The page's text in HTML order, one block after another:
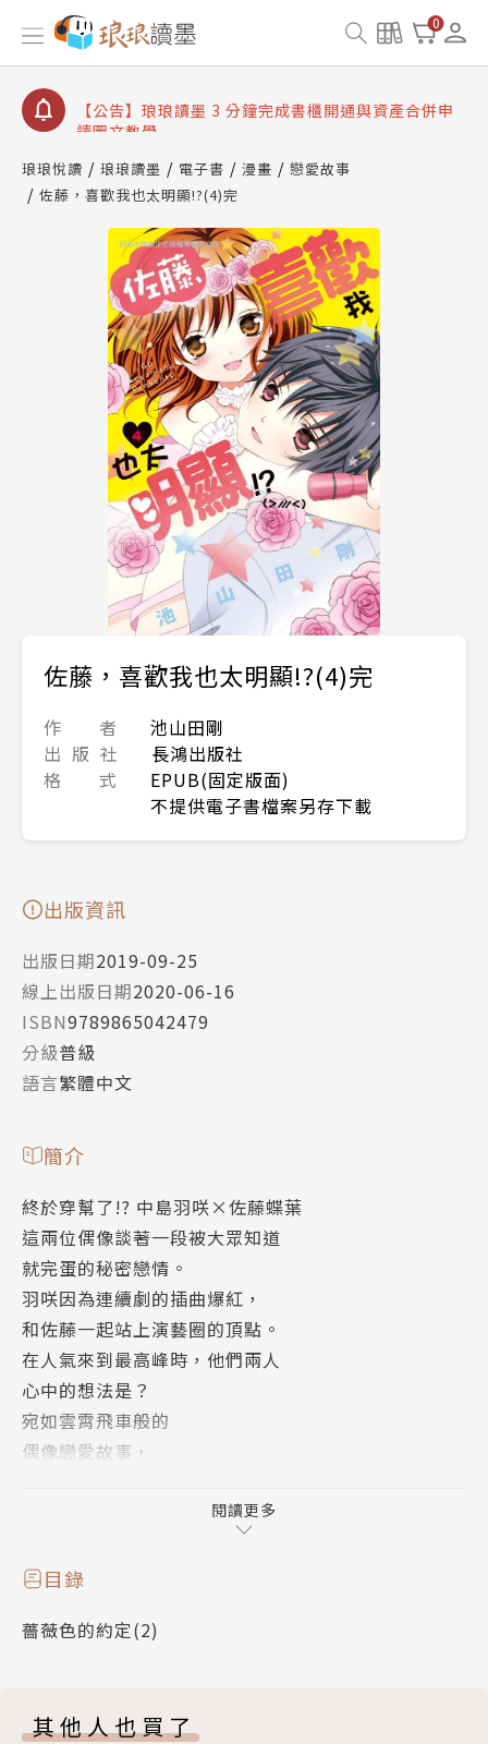
0
【公告】琅琅讀墨數位閱讀資產合併與書櫃開通申請
【公告】琅琅讀墨書櫃開通常見問題
【公告】琅琅讀墨 3 分鐘完成書櫃開通與資產合併申
請圖文教學
查詢
【公告】琅琅讀墨數位閱讀資產合併與書櫃開通申請
琅琅悅讀 琅琅讀墨 電子書 漫畫
戀愛故事
佐藤，喜歡我也太明顯!?(4)完
佐藤，喜歡我也太明顯!?(4)完
作 者
池山田剛
出 版 社
長鴻出版社
格 式
EPUB(固定版面)
不提供電子書檔案另存下載
出版資訊
出版日期2019-09-25
線上出版日期2020-06-16
ISBN9789865042479
分級普級
語言繁體中文
簡介
終於穿幫了!? 中島羽咲×佐藤蝶葉
這兩位偶像談著一段被大眾知道
就完蛋的秘密戀情。
羽咲因為連續劇的插曲爆紅，
和佐藤一起站上演藝圈的頂點。
在人氣來到最高峰時，他們兩人
心中的想法是？
宛如雲霄飛車般的
偶像戀愛故事，
閱讀更多
目錄
薔薇色的約定(2)
其他人也買了